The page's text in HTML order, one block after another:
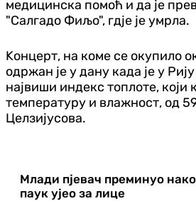
медицинска помоћ и да је
"Салгадо Фиљо", гдје је умрла.
Kонцерт, на коме се окупило
одржан је у дану када је у
највиши индекс топлоте, који
температуру и влажност, од
Целзијусова.
Млади пјевач преминуо
паук ујео за лице